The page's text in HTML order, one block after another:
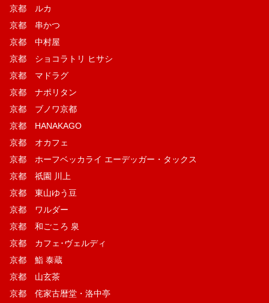
京都 ルカ
京都 串かつ
京都 中村屋
京都 ショコラトリ ヒサシ
京都 マドラグ
京都 ナポリタン
京都 ブノワ京都
京都 HANAKAGO
京都 オカフェ
京都 ホーフベッカライ エーデッガー・タックス
京都 祇園 川上
京都 東山ゆう豆
京都 ワルダー
京都 和ごころ 泉
京都 カフェ･ヴェルディ
京都 鮨 泰蔵
京都 山玄茶
京都 侘家古暦堂・洛中亭